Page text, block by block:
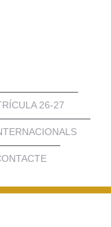
26-27